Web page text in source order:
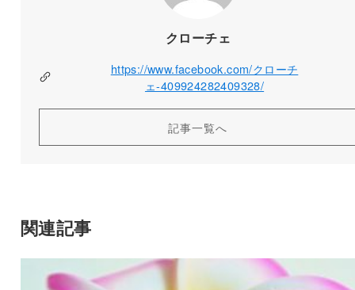
クローチェ
https://www.facebook.com/クローチ
ェ-409924282409328/
記事一覧へ
関連記事